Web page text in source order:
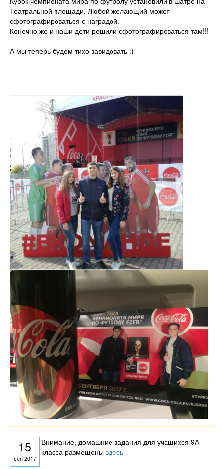
Театральной площади. Любой желающий может
сфотографироваться с наградой.
Конечно же и наши дети решили сфотографироваться там!!!
А мы теперь будем тихо завидовать :)
15
сен 2017
Внимание, домашние задания для учащихся 9А
класса размещены здесь